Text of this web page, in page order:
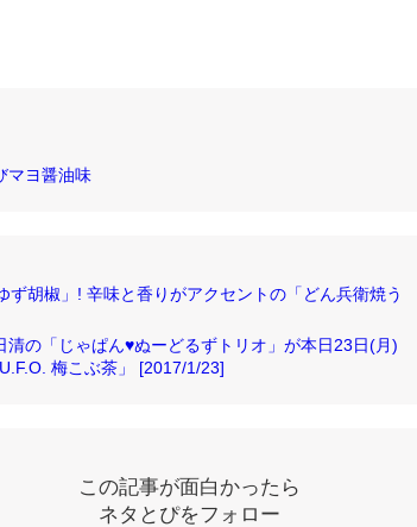
マヨ醤油味
胡椒」! 辛味と香りがアクセントの「どん兵衛焼う
の「じゃぱん♥ぬーどるずトリオ」が本日23日(月)
梅こぶ茶」 [2017/1/23]
この記事が面白かったら
ネタとぴをフォロー